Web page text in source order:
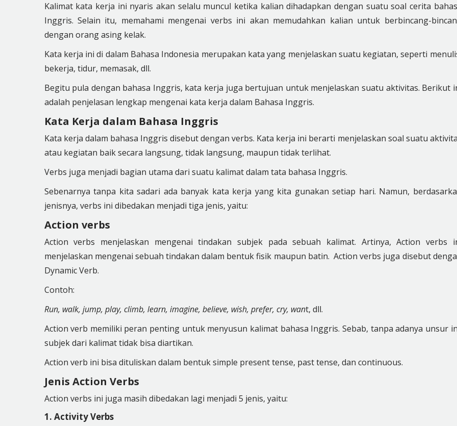
Kalimat kata kerja ini nyaris akan selalu muncul ketika kalian dihadapkan dengan suatu soal cerita
Inggris. Selain itu, memahami mengenai verbs ini akan memudahkan kalian untuk berbincang-
dengan orang asing kelak.
Kata kerja ini di dalam Bahasa Indonesia merupakan kata yang menjelaskan suatu kegiatan, seperti
bekerja, tidur, memasak, dll.
Begitu pula dengan bahasa Inggris, kata kerja juga bertujuan untuk menjelaskan suatu aktivitas. Berikut
adalah penjelasan lengkap mengenai kata kerja dalam Bahasa Inggris.
Kata Kerja dalam Bahasa Inggris
Kata kerja dalam bahasa Inggris disebut dengan verbs. Kata kerja ini berarti menjelaskan soal suatu
atau kegiatan baik secara langsung, tidak langsung, maupun tidak terlihat.
Verbs juga menjadi bagian utama dari suatu kalimat dalam tata bahasa Inggris.
Sebenarnya tanpa kita sadari ada banyak kata kerja yang kita gunakan setiap hari. Namun,
jenisnya, verbs ini dibedakan menjadi tiga jenis, yaitu:
Action verbs
Action verbs menjelaskan mengenai tindakan subjek pada sebuah kalimat. Artinya, Action verbs
menjelaskan mengenai sebuah tindakan dalam bentuk fisik maupun batin. Action verbs juga disebut
Dynamic Verb.
Contoh:
Run, walk, jump, play, climb, learn, imagine, believe, wish, prefer, cry, want, dll.
Action verb memiliki peran penting untuk menyusun kalimat bahasa Inggris. Sebab, tanpa adanya unsur
subjek dari kalimat tidak bisa diartikan.
Action verb ini bisa dituliskan dalam bentuk simple present tense, past tense, dan continuous.
Jenis Action Verbs
Action verbs ini juga masih dibedakan lagi menjadi 5 jenis, yaitu:
1. Activity Verbs